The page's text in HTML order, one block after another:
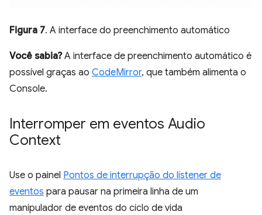
Figura 7. A interface do preenchimento automático
Você sabia?A interface de preenchimento automático é
possível graças ao CodeMirror, que também alimenta o
Console.
Interromper em eventos Audio
Context
Use o painel Pontos de interrupção do listener de
eventos para pausar na primeira linha de um
manipulador de eventos do ciclo de vida